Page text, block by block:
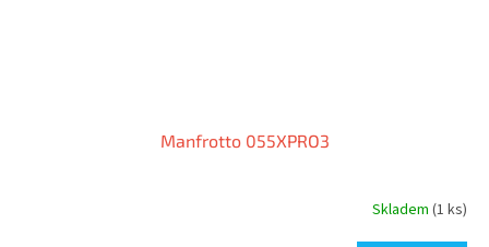
Manfrotto 055XPRO3
Skladem (1 ks)